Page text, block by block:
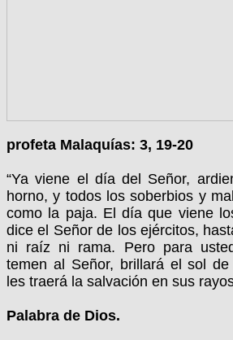
profeta Malaquías: 3, 19-20
“Ya viene el día del Señor,
horno, y todos los soberbios y
como la paja. El día que viene
dice el Señor de los ejércitos,
ni raíz ni rama. Pero para
temen al Señor, brillará el sol
les traerá la salvación en sus
Palabra de Dios.